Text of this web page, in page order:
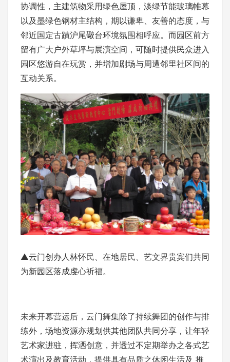
协调性，主建筑物采用绿色屋顶，淡绿节能玻璃帷幕
以及墨绿色钢材主结构，期以谦卑、友善的态度，与
邻近国定古蹟沪尾礮台环境氛围相呼应。而园区前方
留有广大户外草坪与展演空间，可随时提供民众进入
园区悠游自在玩赏，并增加剧场与周遭邻里社区间的
互动关系。
▲云门创办人林怀民、在地居民、艺文界贵宾们共同
为新园区落成虔心祈福。
未来开幕营运后，云门舞集除了持续舞团的创作与排
练外，场地资源亦规划供其他团队共同分享，让年轻
艺术家进驻，挥洒创意，并透过不定期举办之各式艺
术演出及教育活动，提供具有品质之休闲生活及 推